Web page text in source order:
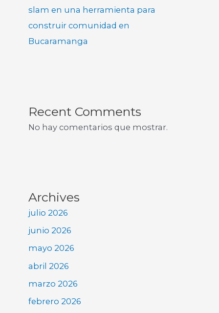
slam en una herramienta para
construir comunidad en
Bucaramanga
Recent Comments
No hay comentarios que mostrar.
Archives
julio 2026
junio 2026
mayo 2026
abril 2026
marzo 2026
febrero 2026